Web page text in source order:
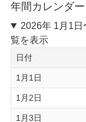
年間カレンダ
2026年 1月1
覧を表示
日付
1月1日
1月2日
1月3日